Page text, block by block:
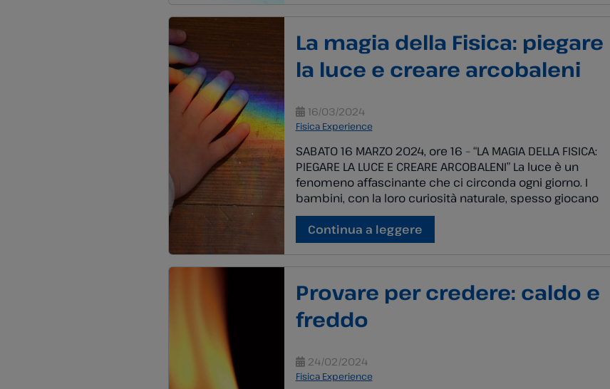
La magia della Fisica: piegare
la luce e creare arcobaleni
16/03/2024
Fisica Experience
SABATO 16 MARZO 2024, ore 16 – “LA MAGIA DELLA FISICA:
PIEGARE LA LUCE E CREARE ARCOBALENI” La luce è un
fenomeno affascinante che ci circonda ogni giorno. I
bambini, con la loro curiosità naturale, spesso giocano
con la luce, osservando le ombre che si formano a terra o
sul muro. Ma cosa sappiamo davvero […]
Continua a leggere
Provare per credere: caldo e
freddo
24/02/2024
Fisica Experience